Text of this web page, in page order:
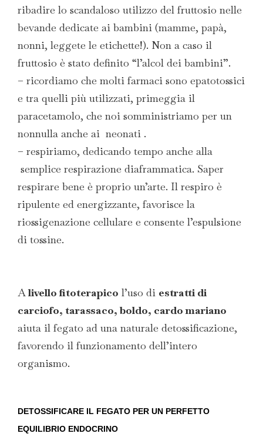
ribadire lo scandaloso utilizzo del fruttosio nelle
bevande dedicate ai bambini (mamme, papà,
nonni, leggete le etichette!). Non a caso il
fruttosio è stato definito “l’alcol dei bambini”.
– ricordiamo che molti farmaci sono epatotossici
e tra quelli più utilizzati, primeggia il
paracetamolo, che noi somministriamo per un
nonnulla anche ai neonati .
– respiriamo, dedicando tempo anche alla
semplice respirazione diaframmatica. Saper
respirare bene è proprio un’arte. Il respiro è
ripulente ed energizzante, favorisce la
riossigenazione cellulare e consente l’espulsione
di tossine.
Alivello fitoterapico l’uso di estratti di
carciofo, tarassaco, boldo, cardo mariano
aiuta il fegato ad una naturale detossificazione,
favorendo il funzionamento dell’intero
organismo.
DETOSSIFICARE IL FEGATO PER UN PERFETTO
EQUILIBRIO ENDOCRINO